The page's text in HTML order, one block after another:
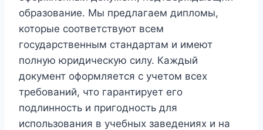
образование. Мы предлагаем дипломы,
которые соответствуют всем
государственным стандартам и имеют
полную юридическую силу. Каждый
документ оформляется с учетом всех
требований, что гарантирует его
подлинность и пригодность для
использования в учебных заведениях и на